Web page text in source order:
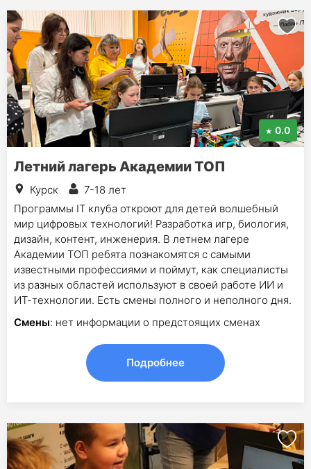
0.0
Летний лагерь Академии ТОП
Курск
7-18 лет
Программы IT клуба откроют для детей волшебный
мир цифровых технологий! Разработка игр, биология,
дизайн, контент, инженерия. В летнем лагере
Академии ТОП ребята познакомятся с самыми
известными профессиями и поймут, как специалисты
из разных областей используют в своей работе ИИ и
ИТ-технологии. Есть смены полного и неполного дня.
Смены: нет информации о предстоящих сменах
Подробнее